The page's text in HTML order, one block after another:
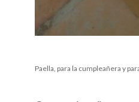
Paella, para la cumpleañera y